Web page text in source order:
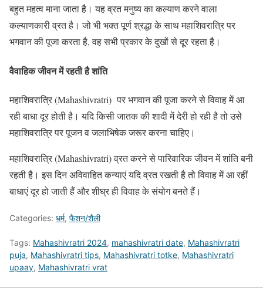
बहुत महत्व माना जाता है। यह व्रत मनुष्य का कल्याण करने वाला
कल्याणकारी व्रत है। जो भी भक्त पूर्ण श्रद्धा के साथ महाशिवरात्रि पर
भगवान की पूजा करता है, वह सभी प्रकार के दुखों से दूर रहता है।
वैवाहिक जीवन में रहती है शांति
महाशिवरात्रि (Mahashivratri) पर भगवान की पूजा करने से विवाह में आ
रही बाधा दूर होती है। यदि किसी जातक की शादी में देरी हो रही है तो उसे
महाशिवरात्रि पर पूजन व जलाभिषेक जरूर करना चाहिए।
महाशिवरात्रि (Mahashivratri) व्रत करने से पारिवारिक जीवन में शांति बनी
रहती है। इस दिन अविवाहित कन्याएं यदि व्रत रखती है तो विवाह में आ रहीं
बाधाएं दूर हो जाती हैं और शीघ्र ही विवाह के संयोग बनते हैं।
Categories: धर्म, फैशन/शैली
Tags: Mahashivratri 2024, mahashivratri date, Mahashivratri
puja, Mahashivratri tips, Mahashivratri totke, Mahashivratri
upaay, Mahashivratri vrat